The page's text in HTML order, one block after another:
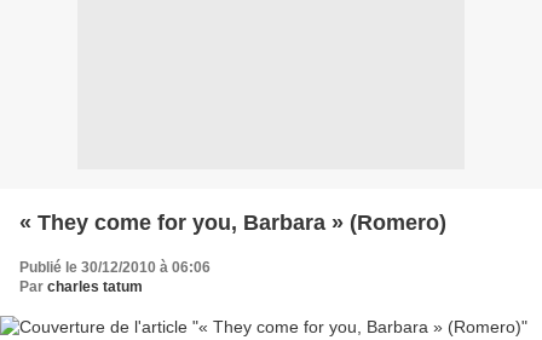
« They come for you, Barbara » (Romero)
Publié le 30/12/2010 à 06:06
Par charles tatum